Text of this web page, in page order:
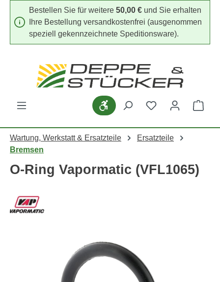
Zum Hauptinhalt springen
Bestellen Sie für weitere 50,00 € und Sie erhalten
Ihre Bestellung versandkostenfrei (ausgenommen
speziell gekennzeichnete Speditionsware).
Werkzeugleiste anzeigen
Du hast 0
Wartung, Werkstatt & Ersatzteile
Ersatzteile
Bremsen
O-Ring Vapormatic (VFL1065)
Bildergalerie überspringen